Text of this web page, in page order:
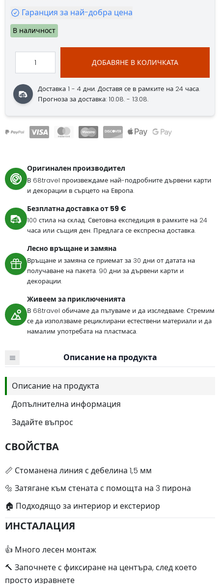
Гаранция за най-добра цена
В наличност
ДОБАВЯНЕ В КОЛИЧКАТА
Доставка 1 - 4 дни.Доставя се в рамките на 24 часа.
Прогноза за доставка: 10.08. - 13.08.
Оригинален производител
В 68travel произвеждаме най-подробните дървени карти
и декорации в сърцето на Европа.
Безплатна доставка от 59 €
100 стила на склад. Световна експедиция в рамките на 24
часа или същия ден. Предлага се експресна доставка.
Лесно връщане и замяна
Връщане и замяна се приемат за 30 дни от датата на
получаване на пакета. 90 дни за дървени карти и
декорации.
Живеем за приключенията
В 68travel обичаме да пътуваме и да изследваме. Стремим
се да използваме рециклирани естествени материали и да
намалим употребата на пластмаса.
Описание на продукта
Описание на продукта
Допълнителна информация
Задайте въпрос
СВОЙСТВА
📏 Стоманена линия с дебелина 1,5 мм
🔩 Затягане към стената с помощта на 3 пирона
🏠 Подходящо за интериор и екстериор
ИНСТАЛАЦИЯ
👍 Много лесен монтаж
🔨 Започнете с фиксиране на центъра, след което
просто изравнете